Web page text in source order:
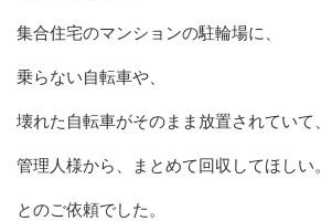
集合住宅のマンションの駐輪場に、
乗らない自転車や、
壊れた自転車がそのまま放置されていて、
管理人様から、まとめて回収してほしい。
とのご依頼でした。